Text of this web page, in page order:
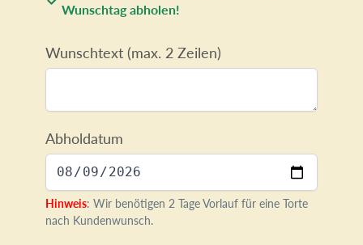
Wunschtag abholen!
Wunschtext (max. 2 Zeilen)
Abholdatum
Hinweis: Wir benötigen 2 Tage Vorlauf für eine Torte
nach Kundenwunsch.